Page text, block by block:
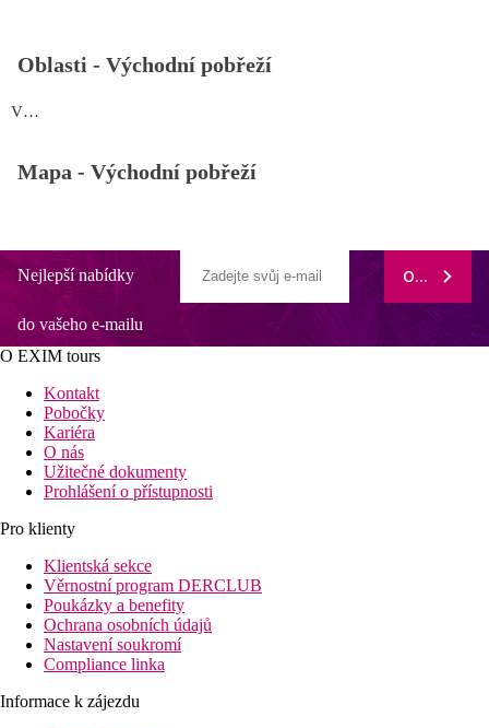
Oblasti - Východní pobřeží
Východní pobřeží
Mapa - Východní pobřeží
Nejlepší nabídky
do vašeho e-mailu
ODEBÍRAT
O EXIM tours
Kontakt
Pobočky
Kariéra
O nás
Užitečné dokumenty
Prohlášení o přístupnosti
Pro klienty
Klientská sekce
Věrnostní program DERCLUB
Poukázky a benefity
Ochrana osobních údajů
Nastavení soukromí
Compliance linka
Informace k zájezdu